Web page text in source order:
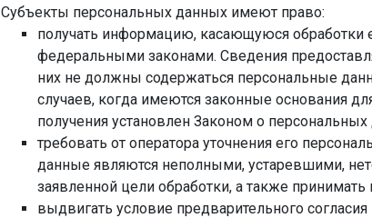
Субъекты персональных данных имеют право:
получать информацию, касающуюся обработки
федеральными законами. Сведения
них не должны содержаться персональные
случаев, когда имеются законные основания
получения установлен Законом о
требовать от оператора уточнения его
данные являются неполными, устаревшими,
заявленной цели обработки, а также
выдвигать условие предварительного